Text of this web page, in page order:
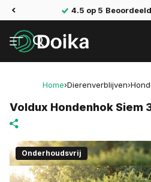
Gratis bezorgd
Home›Dierenverblijven›
Voldux Hondenhok Siem
Onderhoudsvrij